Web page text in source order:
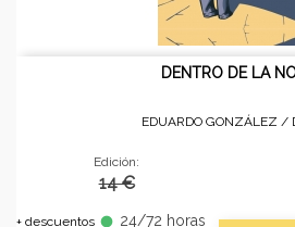
DENTRO DE LA
EDUARDO GONZÁLEZ /
Edición:
14 €
+ descuentos fiber_manual_record 24/72 horas